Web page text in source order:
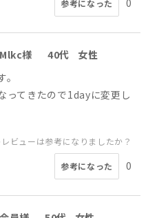
参考になった
Mlkc様 40代
女性
ってきたので1dayに変更し
レビューは参考になりましたか？
参考になった 0